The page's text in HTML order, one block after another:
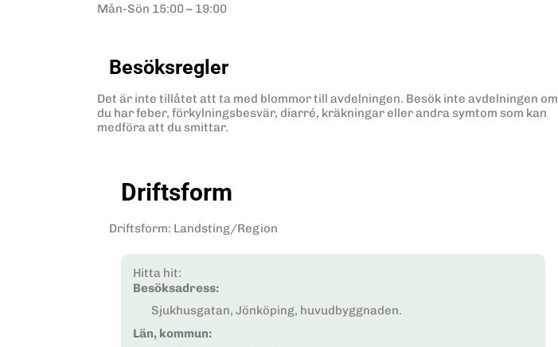
Mån-Sön 15:00 – 19:00
Besöksregler
Det är inte tillåtet att ta med blommor till avdelningen. Besök inte avdelningen om
du har feber, förkylningsbesvär, diarré, kräkningar eller andra symtom som kan
medföra att du smittar.
Driftsform
Driftsform: Landsting/Region
Hitta hit:
Besöksadress:
Sjukhusgatan, Jönköping, huvudbyggnaden.
Län, kommun: